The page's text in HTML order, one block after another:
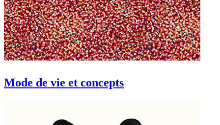
Mode de vie et concepts